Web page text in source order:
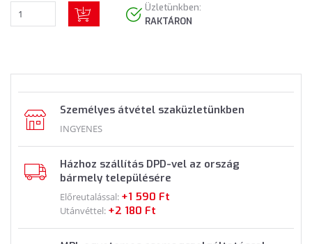
Üzletünkben:
RAKTÁRON
Személyes átvétel szaküzletünkben
INGYENES
Házhoz szállítás DPD-vel az ország
bármely településére
Előreutalással: +1 590 Ft
Utánvéttel: +2 180 Ft